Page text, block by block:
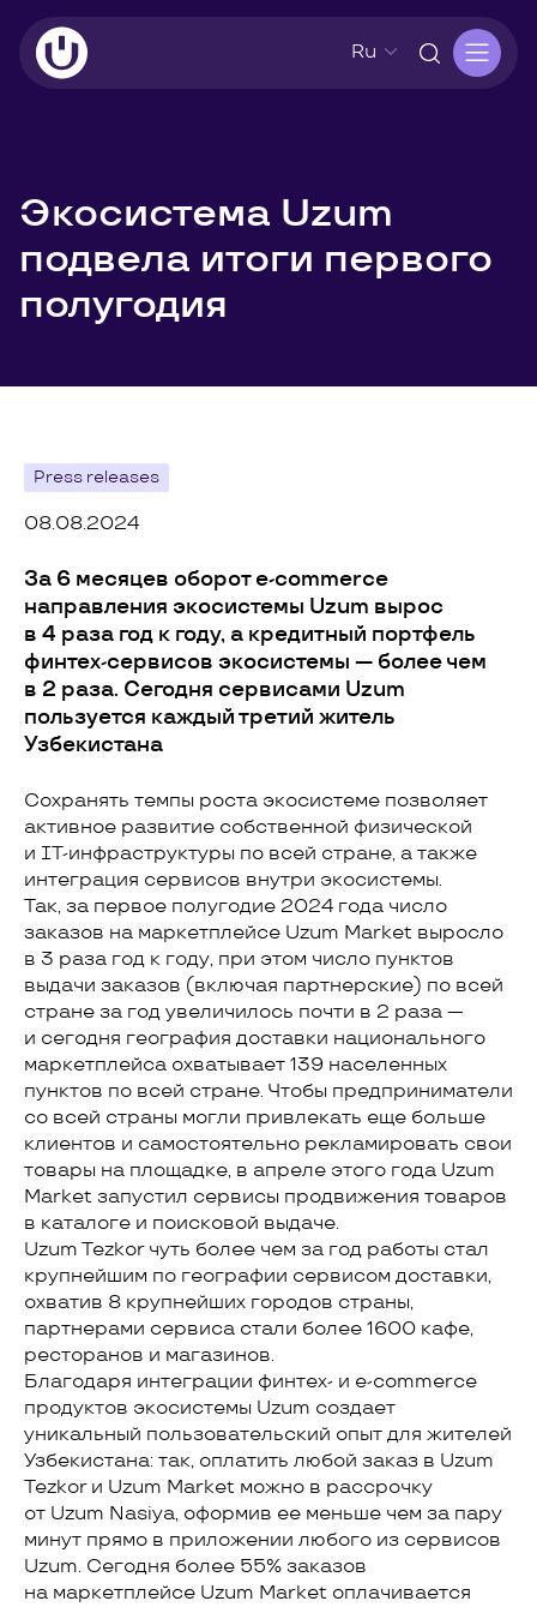
Ru
Экосистема Uzum
подвела итоги первого
полугодия
Press releases
08.08.2024
За 6 месяцев оборот e-commerce
направления экосистемы Uzum вырос
в 4 раза год к году, а кредитный портфель
финтех-сервисов экосистемы — более чем
в 2 раза. Сегодня сервисами Uzum
пользуется каждый третий житель
Узбекистана
Сохранять темпы роста экосистеме позволяет
активное развитие собственной физической
и IT-инфраструктуры по всей стране, а также
интеграция сервисов внутри экосистемы.
Так, за первое полугодие 2024 года число
заказов на маркетплейсе Uzum Market выросло
в 3 раза год к году, при этом число пунктов
выдачи заказов (включая партнерские) по всей
стране за год увеличилось почти в 2 раза —
и сегодня география доставки национального
маркетплейса охватывает 139 населенных
пунктов по всей стране. Чтобы предприниматели
со всей страны могли привлекать еще больше
клиентов и самостоятельно рекламировать свои
товары на площадке, в апреле этого года Uzum
Market запустил сервисы продвижения товаров
в каталоге и поисковой выдаче.
Uzum Tezkor чуть более чем за год работы стал
крупнейшим по географии сервисом доставки,
охватив 8 крупнейших городов страны,
партнерами сервиса стали более 1600 кафе,
ресторанов и магазинов.
Благодаря интеграции финтех- и e-commerce
продуктов экосистемы Uzum создает
уникальный пользовательский опыт для жителей
Узбекистана: так, оплатить любой заказ в Uzum
Tezkor и Uzum Market можно в рассрочку
от Uzum Nasiya, оформив ее меньше чем за пару
минут прямо в приложении любого из сервисов
Uzum. Сегодня более 55% заказов
на маркетплейсе Uzum Market оплачивается